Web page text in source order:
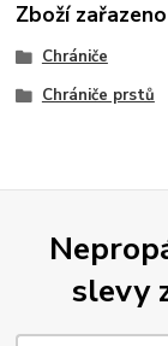
Zboží
Chrániče
Chrániče prstů
slevy